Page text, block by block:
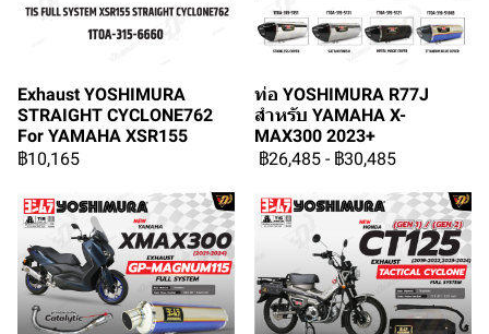
Exhaust YOSHIMURA
STRAIGHT CYCLONE762
For YAMAHA XSR155
฿10,165
ท่อ YOSHIMURA R77J
สำหรับ YAMAHA X-
MAX300 2023+
฿26,485 - ฿30,485